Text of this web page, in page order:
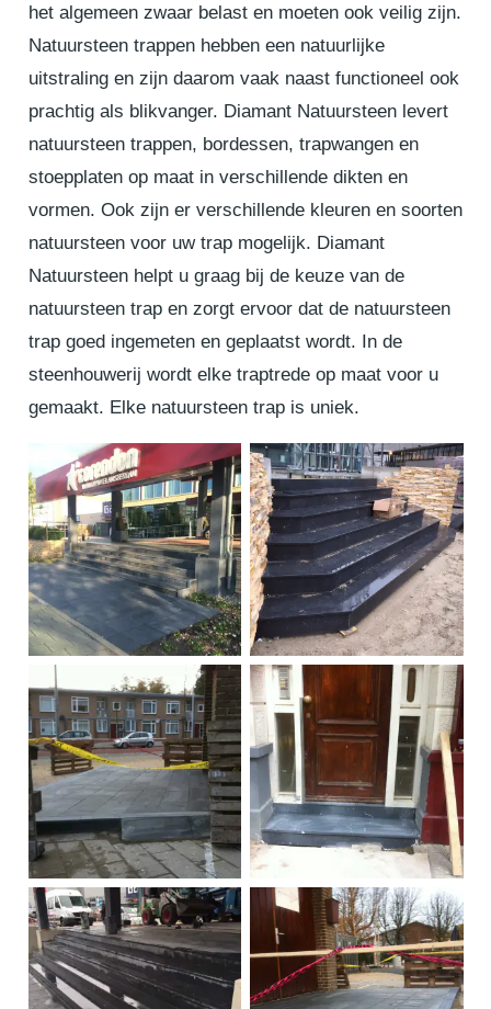
het algemeen zwaar belast en moeten ook veilig zijn.
Natuursteen trappen hebben een natuurlijke
uitstraling en zijn daarom vaak naast functioneel ook
prachtig als blikvanger. Diamant Natuursteen levert
natuursteen trappen, bordessen, trapwangen en
stoepplaten op maat in verschillende dikten en
vormen. Ook zijn er verschillende kleuren en soorten
natuursteen voor uw trap mogelijk. Diamant
Natuursteen helpt u graag bij de keuze van de
natuursteen trap en zorgt ervoor dat de natuursteen
trap goed ingemeten en geplaatst wordt. In de
steenhouwerij wordt elke traptrede op maat voor u
gemaakt. Elke natuursteen trap is uniek.